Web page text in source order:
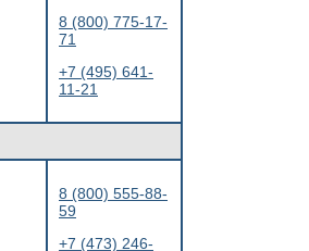
8 (800) 775-17-
71
+7 (495) 641-
11-21
8 (800) 555-88-
59
+7 (473) 246-